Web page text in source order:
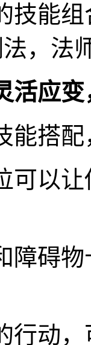
技能
，法
活应
能搭
可以
障碍
行动